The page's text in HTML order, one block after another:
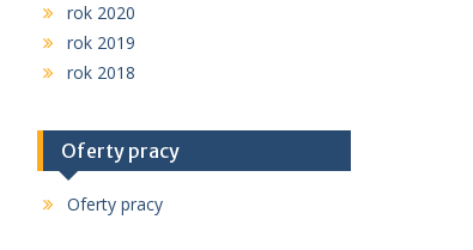
rok 2020
rok 2019
rok 2018
Oferty pracy
Oferty pracy